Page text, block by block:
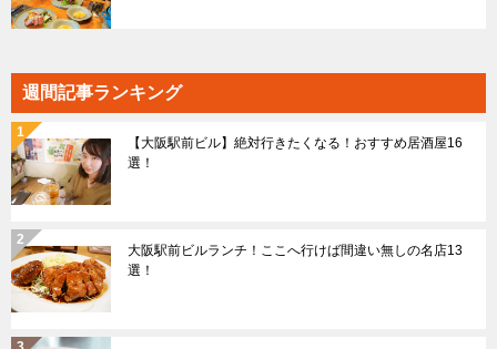
週間記事ランキング
【大阪駅前ビル】絶対行きたくなる！おすすめ居酒屋16
選！
大阪駅前ビルランチ！ここへ行けば間違い無しの名店13
選！